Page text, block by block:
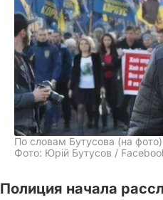
По словам Бутусова (на
Фото: Юрій Бутусов /
Полиция начала